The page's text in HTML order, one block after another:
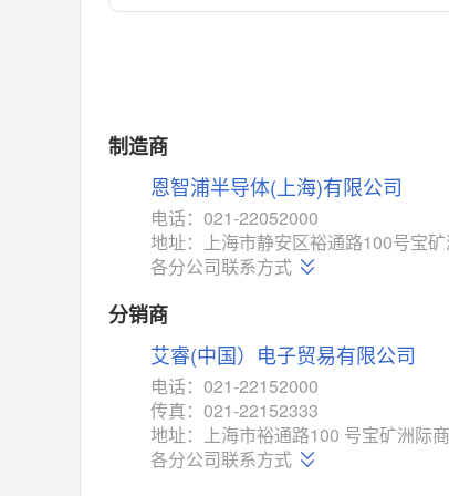
对比
MAX14760
M74HC4852 (意法-ST)
相同功能 相似度 52% 对比
相同功能
TC4052BFT (东芝-Toshiba)
相同功能 相似度 50%
ISL54233 (瑞萨-Renesas)
相同功能 相似度 49%
制造商
恩智浦半导体(上海)有限公司
电话：021-22052000
地址：上海市静安区裕通路100号宝
各分公司联系方式
分销商
艾睿(中国）电子贸易有限公司
电话：021-22152000
传真：021-22152333
地址：上海市裕通路100 号宝矿洲际
各分公司联系方式